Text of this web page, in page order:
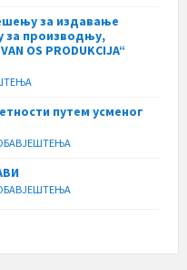
за издавање
за производњу,
OS PRODUKCIJA“
путем усменог